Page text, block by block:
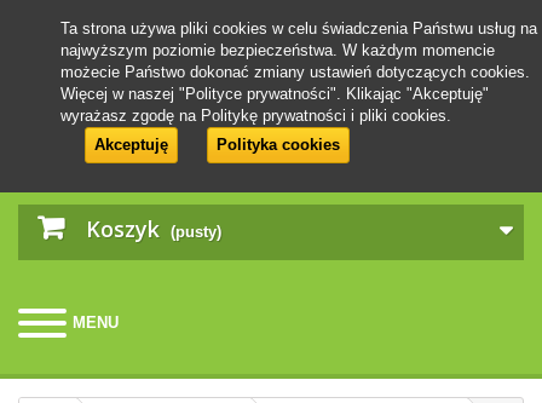
Koszyk (pusty)
MENU
Ta strona używa pliki cookies w celu świadczenia Państwu usług na
najwyższym poziomie bezpieczeństwa. W każdym momencie
możecie Państwo dokonać zmiany ustawień dotyczących cookies.
Więcej w naszej "Polityce prywatności". Klikając "Akceptuję"
wyrażasz zgodę na Politykę prywatności i pliki cookies.
Akceptuję
Polityka cookies